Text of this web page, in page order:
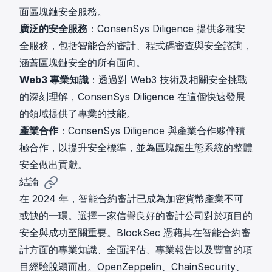
面區塊鏈安全服務。
廣泛的安全服務 ：ConsenSys Diligence 提供多種安
全服務，包括智能合約審計、程式碼審查與安全諮詢，
涵蓋區塊鏈安全的所有面向。
Web3 專業知識 ：透過對 Web3 技術及相關安全挑戰
的深刻理解，ConsenSys Diligence 在這個快速發展
的領域提供了專業的技能。
產業合作：ConsenSys Diligence 與產業合作夥伴積
極合作，以提升安全標準，並為區塊鏈生態系統的整體
安全做出貢獻。
結論
在 2024 年，智能合約審計已成為加密貨幣產業不可
或缺的一環。選擇一家信譽良好的審計公司對於項目的
安全與成功至關重要。BlockSec 憑藉其在智能合約審
計方面的專業知識、全面評估、專業報告以及豐富的項
目經驗脫穎而出。OpenZeppelin、ChainSecurity、